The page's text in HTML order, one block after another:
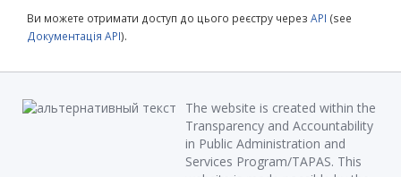
Ви можете отримати доступ до цього реєстру через API (see
Документація API).
The website is created within the
Transparency and Accountability
in Public Administration and
Services Program/TAPAS. This